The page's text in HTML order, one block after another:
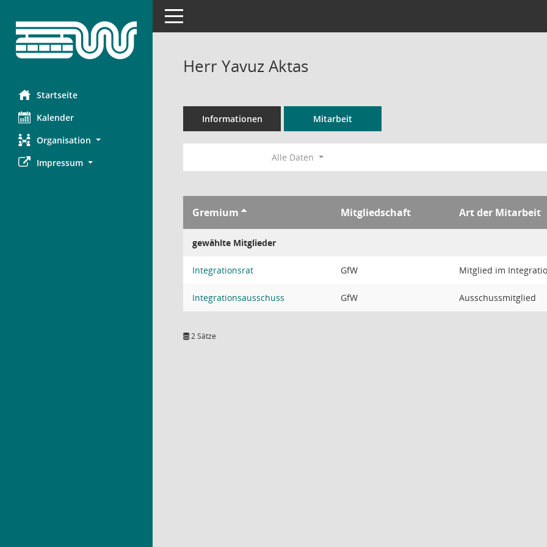
Startseite
Kalender
Organisation
Impressum
Toggle navigation
Herr Yavuz Aktas
Informationen Mitarbeit
Alle Daten
Gremium Mitgliedschaft Art der Mitarbeit
gewählte Mitglieder
Integrationsrat GfW Mitglied im
Integrationsausschuss GfW Ausschussmitglied
2 Sätze